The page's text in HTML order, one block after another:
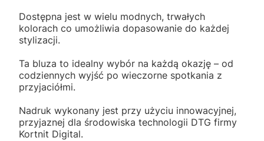
Dostępna jest w wielu modnych, trwałych
kolorach co umożliwia dopasowanie do każdej
stylizacji.
Ta bluza to idealny wybór na każdą okazję – od
codziennych wyjść po wieczorne spotkania z
przyjaciółmi.
Nadruk wykonany jest przy użyciu innowacyjnej,
przyjaznej dla środowiska technologii DTG firmy
Kortnit Digital.